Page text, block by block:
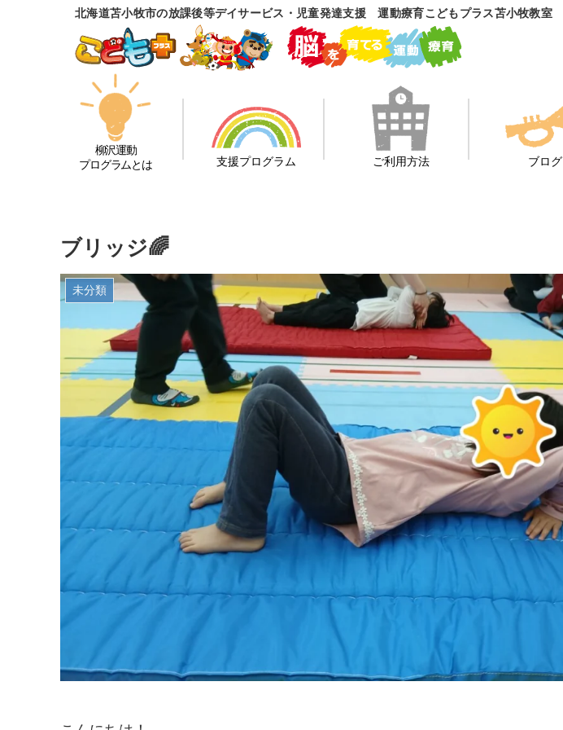
北海道苫小牧市の放課後等デイサービス・児童発達支援 運動療育こどもプラス苫小牧教室
柳沢運動
プログラムとは
支援プログラム ご利用方法 ブログ
ブリッジ🌈
未分類